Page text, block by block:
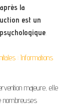
la
est un
.
: Informations
majeure, elle
nombreuses